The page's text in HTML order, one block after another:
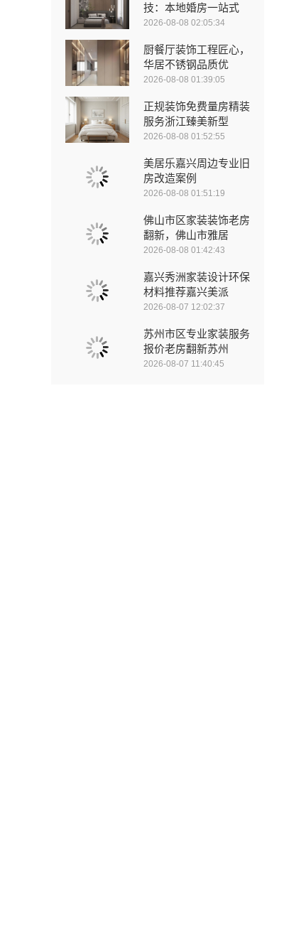
技：本地婚房一站式
2026-08-08 02:05:34
厨餐厅装饰工程匠心，
华居不锈钢品质优
2026-08-08 01:39:05
正规装饰免费量房精装
服务浙江臻美新型
2026-08-08 01:52:55
美居乐嘉兴周边专业旧
房改造案例
2026-08-08 01:51:19
佛山市区家装装饰老房
翻新，佛山市雅居
2026-08-08 01:42:43
嘉兴秀洲家装设计环保
材料推荐嘉兴美派
2026-08-07 12:02:37
苏州市区专业家装服务
报价老房翻新苏州
2026-08-07 11:40:45